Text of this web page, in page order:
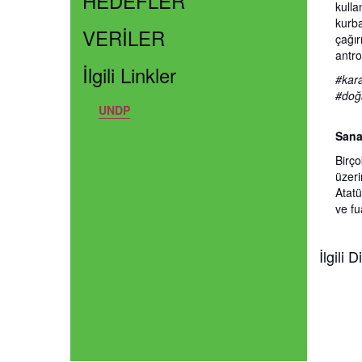
VERİLER
İlgili Linkler
UNDP
ve
İlgili